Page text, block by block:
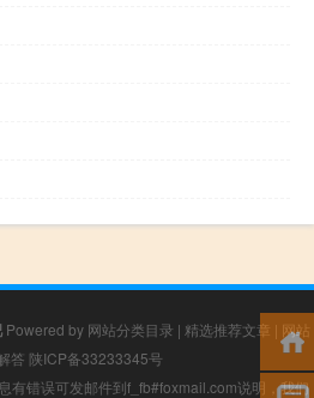
Powered by 网站分类目录 | 精选推荐文章 | 网站
答 陕ICP备33233345号
有错误可发邮件到f_fb#foxmail.com说明，我们